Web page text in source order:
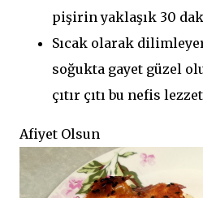
pişirin yaklaşık 30
Sıcak olarak
soğukta gayet güzel
çıtır çıtı bu nefis
Afiyet Olsun